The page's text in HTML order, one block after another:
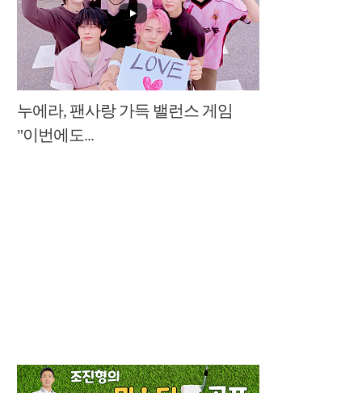
누에라, 팬사랑 가득 밸런스 게임
"이번에도...